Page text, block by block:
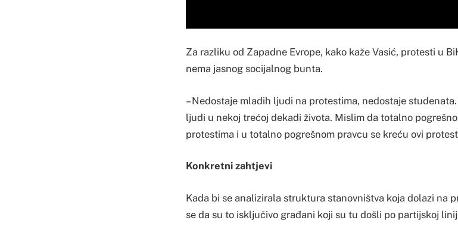
Za razliku od Zapadne Evrope, kako kaže Vasić, protesti u
nema jasnog socijalnog bunta.
– Nedostaje mladih ljudi na protestima, nedostaje
ljudi u nekoj trećoj dekadi života. Mislim da totalno
protestima i u totalno pogrešnom pravcu se kreću ovi
Konkretni zahtjevi
Kada bi se analizirala struktura stanovništva koja dolazi na
se da su to isključivo građani koji su tu došli po partijskoj